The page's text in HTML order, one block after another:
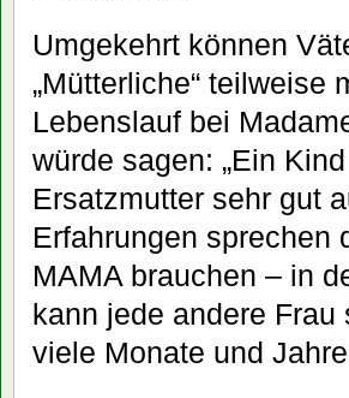
Umgekehrt können
„Mütterliche“ teilweise
Lebenslauf bei
würde sagen: „Ein
Ersatzmutter sehr gut
Erfahrungen sprechen
MAMA brauchen – in
kann jede andere
viele Monate und